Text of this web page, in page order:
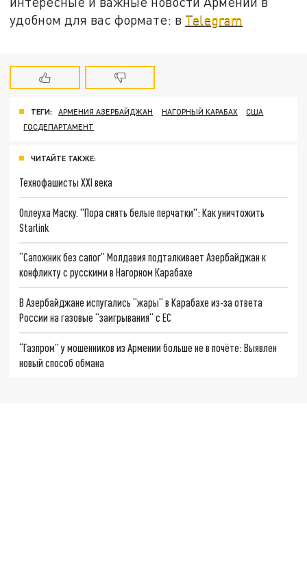
удобном для вас формате: в Telegram
ТЕГИ: АРМЕНИЯ АЗЕРБАЙДЖАН НАГОРНЫЙ КАРАБАХ
США
ГОСДЕПАРТАМЕНТ
ЧИТАЙТЕ ТАКЖЕ:
Технофашисты XXI века
Оплеуха Маску. "Пора снять белые перчатки": Как уничтожить
Starlink
“Сапожник без сапог” Молдавия подталкивает Азербайджан к
конфликту с русскими в Нагорном Карабахе
В Азербайджане испугались “жары“ в Карабахе из-за ответа
России на газовые “заигрывания“ с ЕС
“Газпром” у мошенников из Армении больше не в почёте: Выявлен
новый способ обмана